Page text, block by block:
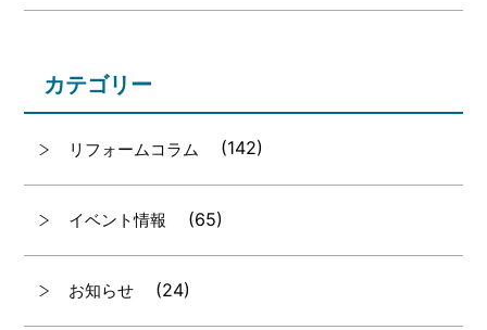
カテゴリー
リフォームコラム (142)
イベント情報 (65)
お知らせ (24)